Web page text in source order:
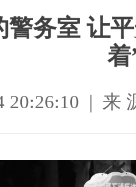
警务室 让
着
20:26:10 | 来